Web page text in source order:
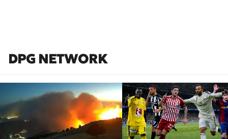
DPG NETWORK